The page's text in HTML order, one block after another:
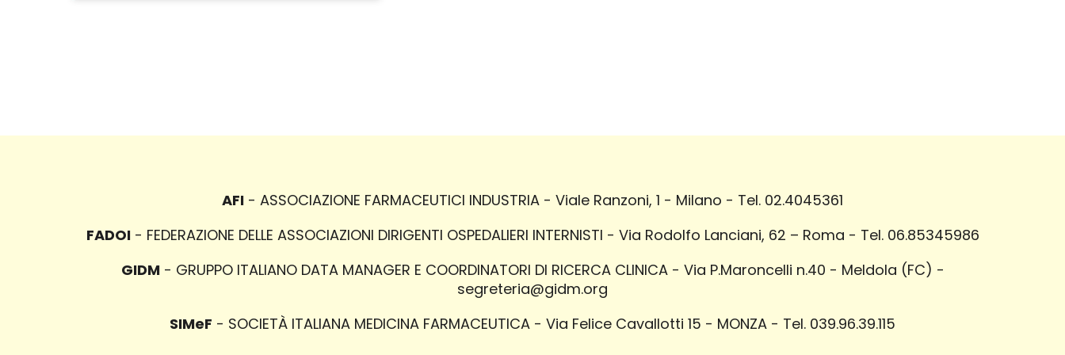
AFI - ASSOCIAZIONE FARMACEUTICI INDUSTRIA - Viale Ranzoni, 1 - Milano - Tel. 02.4045361
FADOI- FEDERAZIONE DELLE ASSOCIAZIONI DIRIGENTI OSPEDALIERI INTERNISTI - Via Rodolfo Lanciani, 62 – Roma - Tel. 06.85345986
GIDM- GRUPPO ITALIANO DATA MANAGER E COORDINATORI DI RICERCA CLINICA - Via P.Maroncelli n.40 - Meldola (FC) -
segreteria@gidm.org
SIMeF - SOCIETÀ ITALIANA MEDICINA FARMACEUTICA - Via Felice Cavallotti 15 - MONZA - Tel. 039.96.39.115